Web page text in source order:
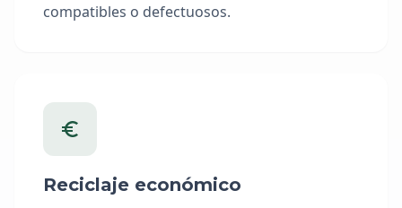
compatibles o defectuosos.
Reciclaje económico